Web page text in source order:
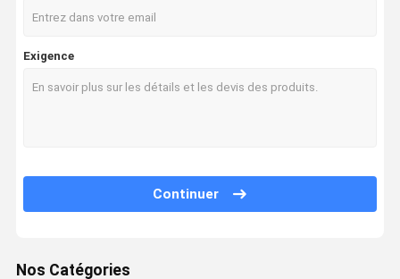
diviseur de pièce accrochant
Une cabine téléphonique insonorisée
Parement en verre de bureau
Exigence
Continuer
Nos Catégories